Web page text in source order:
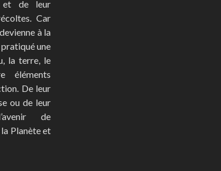
et de leur
Car
à la
une
la terre, le
éléments
De leur
ou de leur
de
Planète et